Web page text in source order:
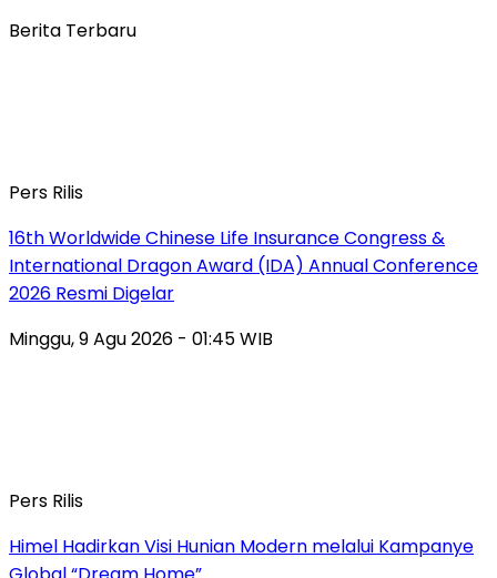
Berita Terbaru
Pers Rilis
16th Worldwide Chinese Life Insurance Congress &
International Dragon Award (IDA) Annual Conference
2026 Resmi Digelar
Minggu, 9 Agu 2026 - 01:45 WIB
Pers Rilis
Himel Hadirkan Visi Hunian Modern melalui Kampanye